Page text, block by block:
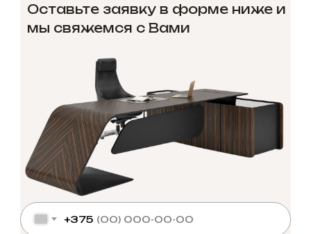
Оставьте заявку в форме ниже и
мы свяжемся с Вами
+375